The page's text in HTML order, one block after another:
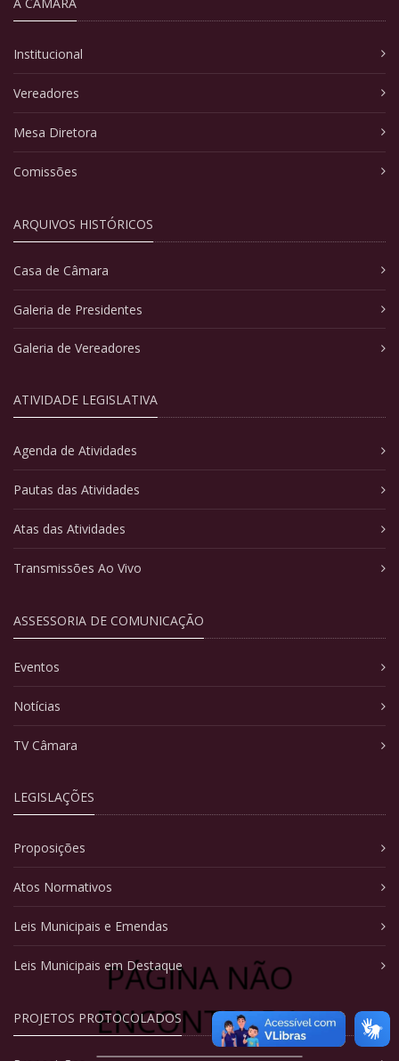
PÁGINA NÃO
ENCONTRADA
Institucional
Vereadores
Mesa Diretora
Comissões
ARQUIVOS HISTÓRICOS
Casa de Câmara
Galeria de Presidentes
Galeria de Vereadores
ATIVIDADE LEGISLATIVA
Agenda de Atividades
Pautas das Atividades
Atas das Atividades
Transmissões Ao Vivo
ASSESSORIA DE COMUNICAÇÃO
Eventos
Notícias
TV Câmara
LEGISLAÇÕES
Proposições
Atos Normativos
Leis Municipais e Emendas
Leis Municipais em Destaque
PROJETOS PROTOCOLADOS